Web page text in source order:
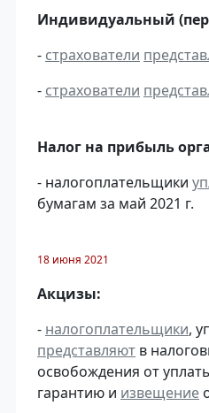
Индивидуальный
- страхователи
- страхователи
Налог на прибыль
- налогоплательщики
бумагам за май 2021 г.
18 июня 2021
Акцизы:
- налогоплательщики,
представляют в
освобождения от
гарантию и извещение